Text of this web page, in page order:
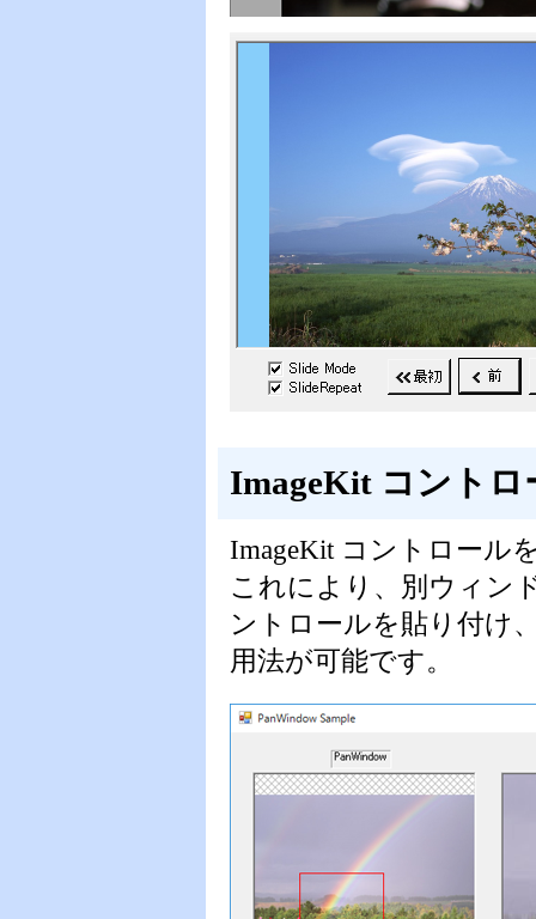
ImageKit コント
ImageKit コントロール
これにより、別ウィン
ントロールを貼り付け
用法が可能です。